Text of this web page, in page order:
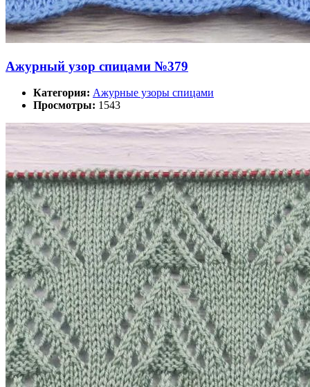
Ажурный узор спицами №379
Категория: Ажурные узоры спицами
Просмотры: 1543